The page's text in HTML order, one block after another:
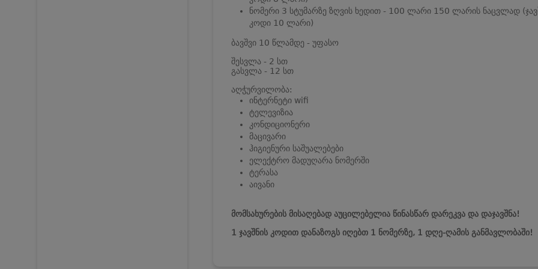
ნომერი 3 სტუმარზე ზღვის ხედით - 100 ლარი 150 ლარის ნაცვლად
კოდი 10 ლარი)
ბავშვი 10 წლამდე - უფასო
შესვლა - 2 სთ
გასვლა - 12 სთ
აღჭურვილობა:
ინტერნეტი wifi
ტელევიზია
კონდიციონერი
მაცივარი
ჰიგიენური საშუალებები
ელექტრო მადუღარა ნომერში
ტერასა
აივანი
მომსახურების მისაღებად აუცილებელია წინასწარ დარეკვა და დაჯავშნა!
1 ჯავშნის კოდით დანაზოგს იღებთ 1 ნომერზე, 1 დღე-ღამის განმავლობაში!